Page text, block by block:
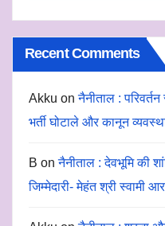
Recent Comments
Akku onनैनीताल :
भर्ती घोटाले और कानून
B onनैनीताल : देवभूमि की
जिम्मेदारी- मेहंत श्री स्वामी